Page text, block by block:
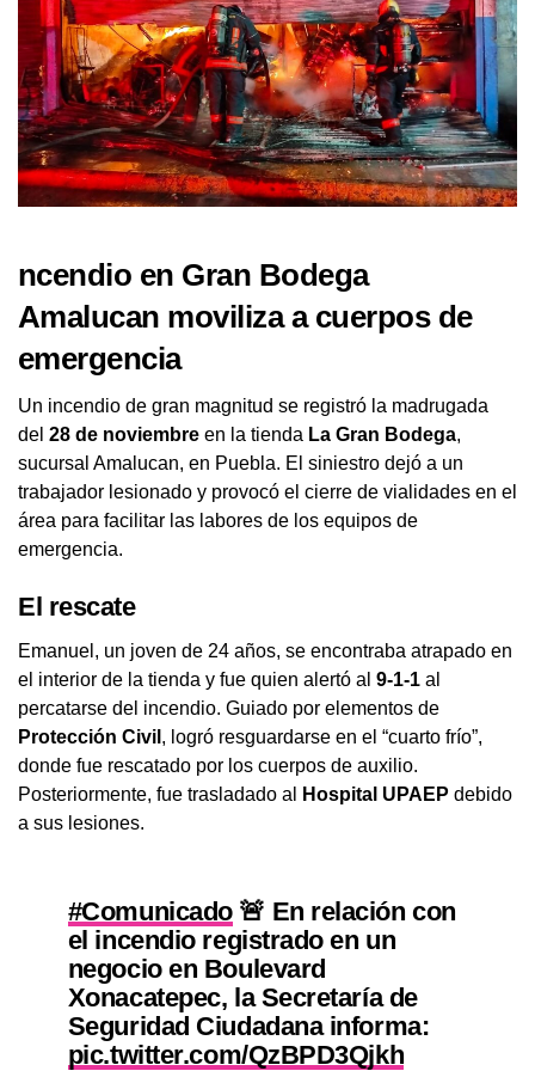
ncendio en Gran Bodega
Amalucan moviliza a cuerpos de
emergencia
Un incendio de gran magnitud se registró la madrugada
del 28 de noviembre en la tienda La Gran Bodega,
sucursal Amalucan, en Puebla. El siniestro dejó a un
trabajador lesionado y provocó el cierre de vialidades en el
área para facilitar las labores de los equipos de
emergencia.
El rescate
Emanuel, un joven de 24 años, se encontraba atrapado en
el interior de la tienda y fue quien alertó al 9-1-1 al
percatarse del incendio. Guiado por elementos de
Protección Civil , logró resguardarse en el “cuarto frío”,
donde fue rescatado por los cuerpos de auxilio.
Posteriormente, fue trasladado al
Hospital UPAEP debido
a sus lesiones.
#Comunicado🚨 En relación con
el incendio registrado en un
negocio en Boulevard
Xonacatepec, la Secretaría de
Seguridad Ciudadana informa:
pic.twitter.com/QzBPD3Qjkh